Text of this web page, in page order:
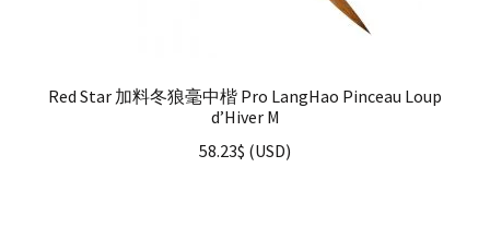
Red Star 加料冬狼毫中楷 Pro LangHao Pinceau Loup
d’Hiver M
58.23$ (USD)